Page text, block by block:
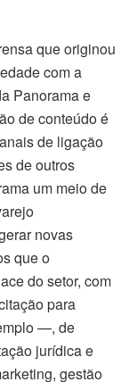
que originou
com a
Panorama e
de conteúdo é
de ligação
de outros
um meio de
novas
que o
do setor, com
para
—, de
jurídica e
gestão